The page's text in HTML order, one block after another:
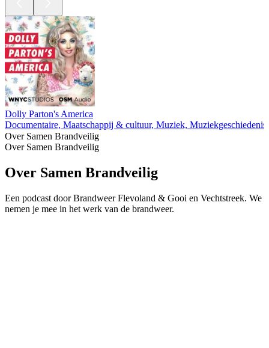
Dolly Parton's America
Documentaire, Maatschappij & cultuur, Muziek, Muziekgeschiedenis
Over Samen Brandveilig
Over Samen Brandveilig
Over Samen Brandveilig
Een podcast door Brandweer Flevoland & Gooi en Vechtstreek. We
nemen je mee in het werk van de brandweer.